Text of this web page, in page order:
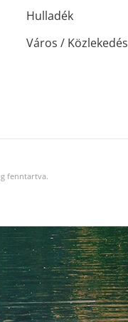
Hulladék
Város / Közlekedés
fenntartva.